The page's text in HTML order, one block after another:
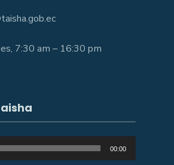
7:30 am – 16:30 pm
00:00